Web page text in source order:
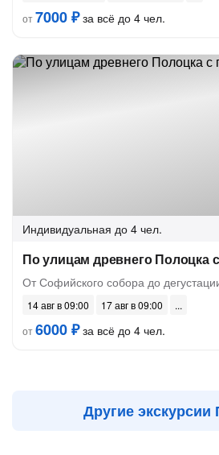
от7000 ₽за всё до 4 чел.
Индивидуальная до 4 чел.
По улицам древнего Полоцка
От Софийского собора до
14 авг в 09:00
17 авг в 09:00
от6000 ₽за всё до 4 чел.
Другие экскурсии